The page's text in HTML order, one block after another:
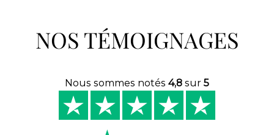
NOS TÉMOIGNAGES
Nous sommes notés 4,8 sur 5